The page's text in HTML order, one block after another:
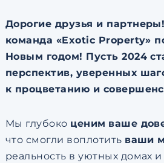
Дорогие друзья и
команда «Exotic Property»
Новым годом! Пусть 2024
перспектив, уверенных
к процветанию и
Мы глубоко ценим ваше
что смогли воплотить ваши
реальность в уютных домах